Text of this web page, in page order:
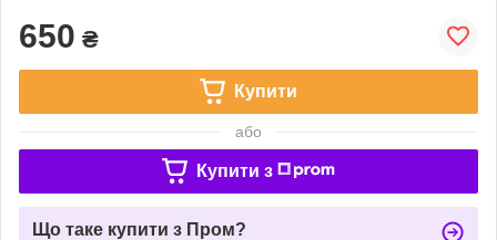
650 ₴
Купити
або
Купити з
Що таке купити з Пром?